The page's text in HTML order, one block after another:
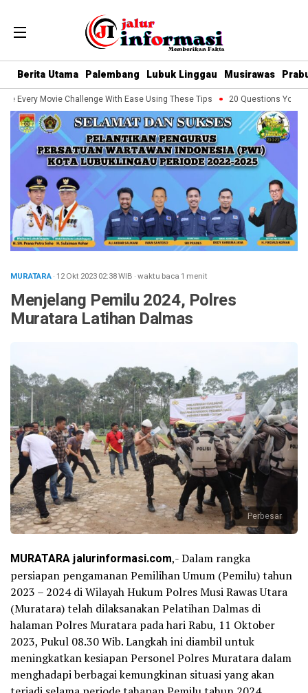
Berita Utama Palembang Lubuk Linggau Musirawas
Every Movie Challenge With Ease Using These Tips 20 Questions You
MURATARA· 12 Okt 202302:38WIB ·waktu baca 1 menit
Menjelang Pemilu 2024, Polres
Muratara Latihan Dalmas
Perbesar
MURATARA jalurinformasi.com,- Dalam rangka
persiapan pengamanan Pemilihan Umum (Pemilu) tahun
2023 – 2024 di Wilayah Hukum Polres Musi Rawas Utara
(Muratara) telah dilaksanakan Pelatihan Dalmas di
halaman Polres Muratara pada hari Rabu, 11 Oktober
2023, Pukul 08.30 Wib. Langkah ini diambil untuk
meningkatkan kesiapan Personel Polres Muratara dalam
menghadapi berbagai kemungkinan situasi yang akan